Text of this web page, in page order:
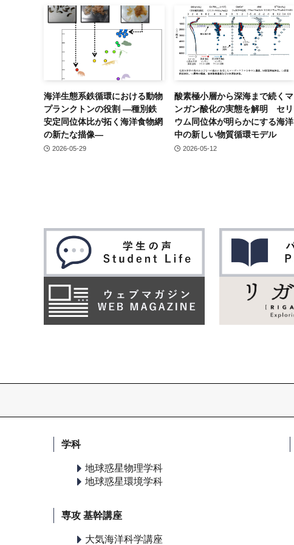
海洋生態系鉄循環における動物
プランクトンの役割 ―種別鉄
安定同位体比が拓く海洋食物網
の新たな描像―
2026-05-29
酸素極小層から深海まで続くマ
ンガン酸化の実態を解明 セリ
ウム同位体が明らかにする海洋
中の新しい物質循環モデル
2026-05-12
学科
地球惑星物理学科
地球惑星環境学科
専攻 基幹講座
大気海洋科学講座